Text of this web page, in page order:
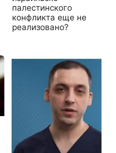
палестинского
конфликта еще не
реализовано?